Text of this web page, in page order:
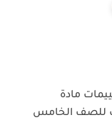
الخامس